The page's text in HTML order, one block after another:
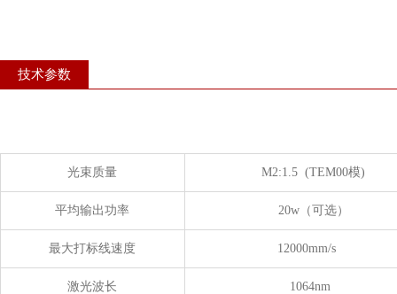
技术参数
光束质量 M2:1.5 (TEM00模)
平均输出功率 20w（可选）
最大打标线速度 12000mm/s
激光波长 1064nm